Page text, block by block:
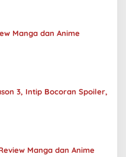
Manga dan Anime
3, Intip Bocoran Spoiler,
Manga dan Anime